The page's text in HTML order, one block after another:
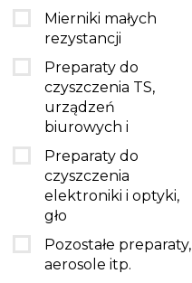
Mierniki małych
rezystancji
Preparaty do
czyszczenia TS,
urządzeń
biurowych i
Preparaty do
czyszczenia
elektroniki i optyki,
gło
Pozostałe preparaty,
aerosole itp.